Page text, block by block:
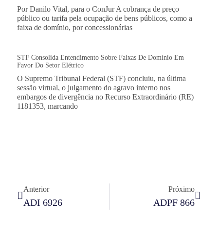
Por Danilo Vital, para o ConJur A cobrança de preço
público ou tarifa pela ocupação de bens públicos, como a
faixa de domínio, por concessionárias
STF Consolida Entendimento Sobre Faixas De Domínio Em
Favor Do Setor Elétrico
O Supremo Tribunal Federal (STF) concluiu, na última
sessão virtual, o julgamento do agravo interno nos
embargos de divergência no Recurso Extraordinário (RE)
1181353, marcando
Anterior
ADI 6926
Próximo
ADPF 866